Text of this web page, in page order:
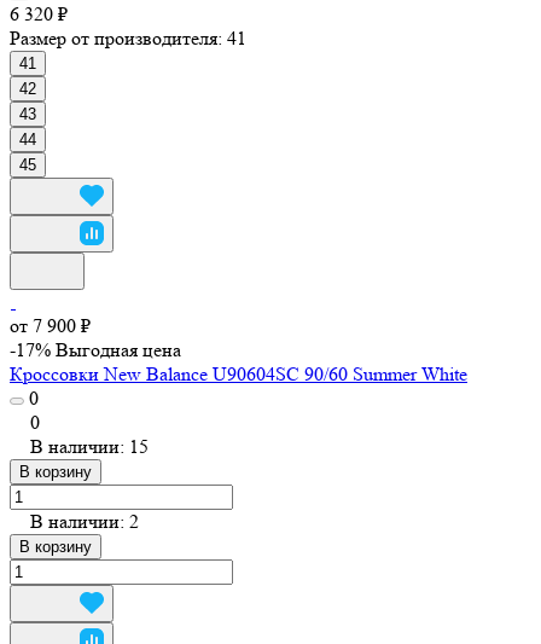
6 320 ₽
Размер от производителя: 41
41
42
43
44
45
от 7 900 ₽
-17% Выгодная цена
Кроссовки New Balance U90604SC 90/60 Summer White
0
0
В наличии: 15
В корзину
В наличии: 2
В корзину